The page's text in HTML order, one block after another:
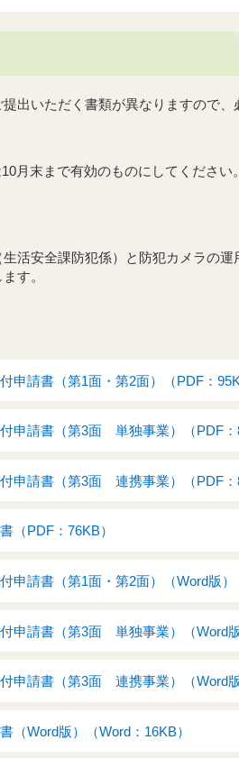
出いただく書類が異なりますので
月末まで有効のものにしてください
活安全課防犯係）と防犯カメラの
す。
申請書（第1面・第2面）（PDF：
申請書（第3面 単独事業）（PDF：
申請書（第3面 連携事業）（PDF：
（PDF：76KB）
請書（第1面・第2面）（Word版）
申請書（第3面 単独事業）（Word版
申請書（第3面 連携事業）（Word版
（Word版）（Word：16KB）